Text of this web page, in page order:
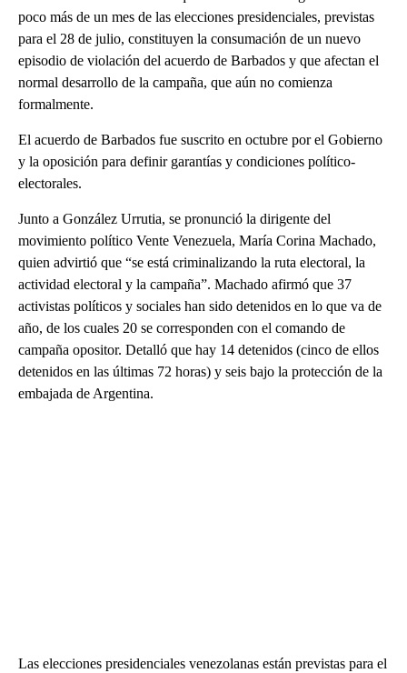
poco más de un mes de las elecciones presidenciales, previstas
para el 28 de julio, constituyen la consumación de un nuevo
episodio de violación del acuerdo de Barbados y que afectan el
normal desarrollo de la campaña, que aún no comienza
formalmente.
El acuerdo de Barbados fue suscrito en octubre por el Gobierno
y la oposición para definir garantías y condiciones político-
electorales.
Junto a González Urrutia, se pronunció la dirigente del
movimiento político Vente Venezuela, María Corina Machado,
quien advirtió que “se está criminalizando la ruta electoral, la
actividad electoral y la campaña”. Machado afirmó que 37
activistas políticos y sociales han sido detenidos en lo que va de
año, de los cuales 20 se corresponden con el comando de
campaña opositor. Detalló que hay 14 detenidos (cinco de ellos
detenidos en las últimas 72 horas) y seis bajo la protección de la
embajada de Argentina.
Las elecciones presidenciales venezolanas están previstas para el